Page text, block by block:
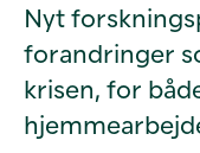
Nyt
forandringer
krisen, for